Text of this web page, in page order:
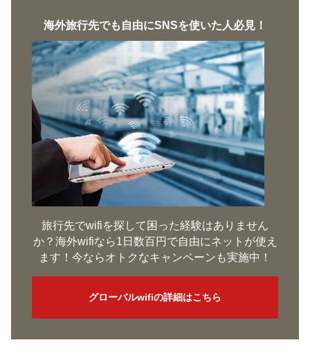
海外旅行先でも自由にSNSを使いた人必見！
旅行先でwifiを探して困った経験はありません
か？海外wifiなら1日数百円で自由にネットが使え
ます！今ならオトクなキャンペーンも実施中！
グローバルwifiの詳細はこちら